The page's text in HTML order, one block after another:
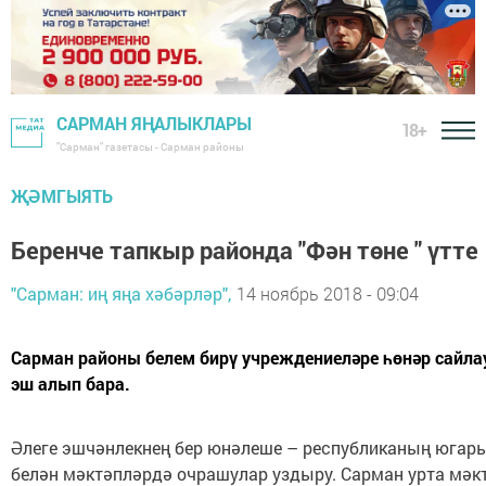
САРМАН ЯҢАЛЫКЛАРЫ
"Сарман" газетасы - Сарман районы
18+
ҖӘМГЫЯТЬ
Беренче тапкыр районда "Фән төне " үтте
"Сарман: иң яңа хәбәрләр", 14 ноябрь 2018 - 09:04
Сарман районы белем бирү учреждениеләре һөнәр
эш алып бара.
Әлеге эшчәнлекнең бер юнәлеше – республиканың
белән мәктәпләрдә очрашулар уздыру. Сарман урта